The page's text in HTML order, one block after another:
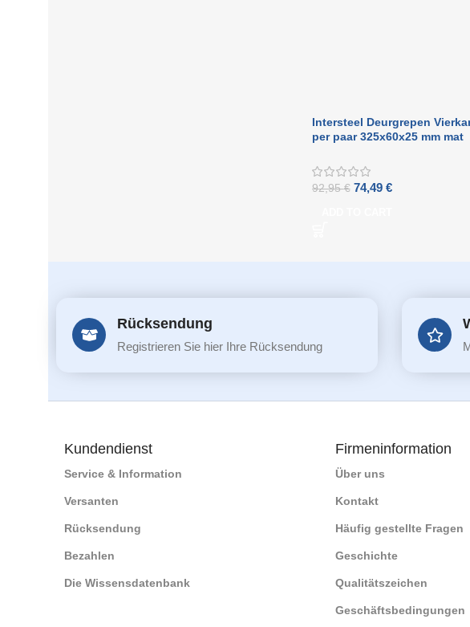
Intersteel Deurgrepen
per paar 325x60x25 mm mat
92,95€ 74,49 €
Rücksendung
Registrieren Sie hier Ihre Rücksendung
Kundendienst
Service & Information
Versanten
Rücksendung
Bezahlen
Die Wissensdatenbank
Firmeninformation
Über uns
Kontakt
Häufig gestellte Fragen
Geschichte
Qualitätszeichen
Geschäftsbedingungen